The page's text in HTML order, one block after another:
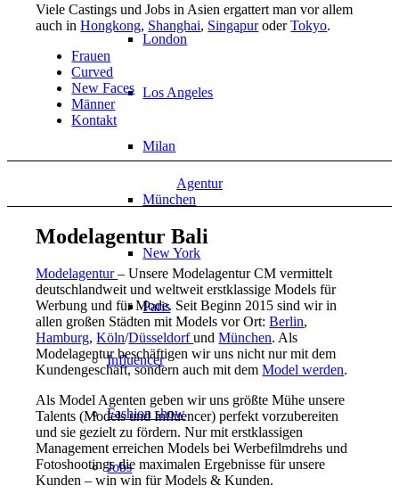
London
Los Angeles
Milan
München
New York
Paris
Influencer
Fashion show
Jobs
Viele Castings und Jobs in Asien ergattert man vor allem
auch inHongkong, Shanghai, SingapuroderTokyo.
Frauen
Curved
New Faces
Männer
Kontakt
Agentur
Modelagentur Bali
Modelagentur– Unsere Modelagentur CM vermittelt
deutschlandweit und weltweit erstklassige Models für
Werbung und für Mode. Seit Beginn 2015 sind wir in
allen großen Städten mit Models vor Ort:Berlin,
Hamburg,Köln/DüsseldorfundMünchen. Als
Modelagentur beschäftigen wir uns nicht nur mit dem
Kundengeschäft, sondern auch mit demModel werden.
Als Model Agenten geben wir uns größte Mühe unsere
Talents (Models und Influencer) perfekt vorzubereiten
und sie gezielt zu fördern. Nur mit erstklassigen
Management erreichen Models bei Werbefilmdrehs und
Fotoshootings die maximalen Ergebnisse für unsere
Kunden – win win für Models & Kunden.